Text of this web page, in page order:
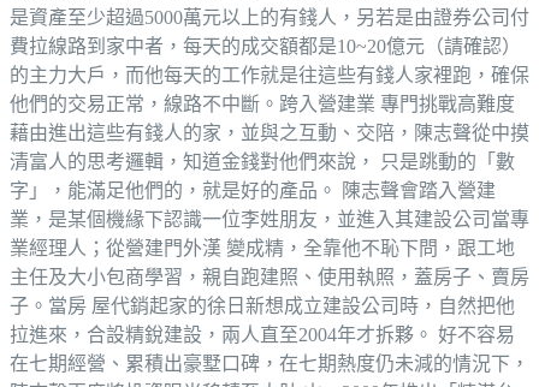
是資產至少超過5000萬元以上的有錢人，另若是由證券公司付
費拉線路到家中者，每天的成交額都是10~20億元（請確認）
的主力大戶，而他每天的工作就是往這些有錢人家裡跑，確保
他們的交易正常，線路不中斷。跨入營建業 專門挑戰高難度
藉由進出這些有錢人的家，並與之互動、交陪，陳志聲從中摸
清富人的思考邏輯，知道金錢對他們來說， 只是跳動的「數
字」，能滿足他們的，就是好的產品。 陳志聲會踏入營建
業，是某個機緣下認識一位李姓朋友，並進入其建設公司當專
業經理人；從營建門外漢 變成精，全靠他不恥下問，跟工地
主任及大小包商學習，親自跑建照、使用執照，蓋房子、賣房
子。當房 屋代銷起家的徐日新想成立建設公司時，自然把他
拉進來，合設精銳建設，兩人直至2004年才拆夥。 好不容易
在七期經營、累積出豪墅口碑，在七期熱度仍未減的情況下，